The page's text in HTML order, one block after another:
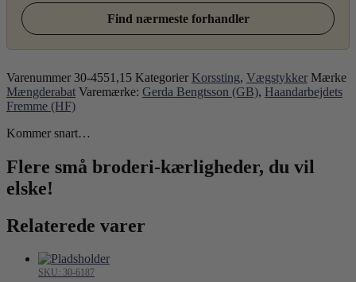
Find nærmeste forhandler
Varenummer 30-4551,15 Kategorier Korssting, Vægstykker Mærke
Mængderabat Varemærke: Gerda Bengtsson (GB), Haandarbejdets
Fremme (HF)
Kommer snart…
Flere små broderi-kærligheder, du vil
elske!
Relaterede varer
SKU: 30-6187